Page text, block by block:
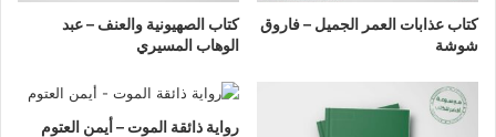
كتاب عذابات العمر الجميل – فاروق
شوشة
كتاب الصهيونية والعنف – عبد
الوهاب المسيري
رواية ذائقة الموت – أيمن العتوم